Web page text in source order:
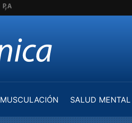
MUSCULACIÓN
SALUD MENTAL